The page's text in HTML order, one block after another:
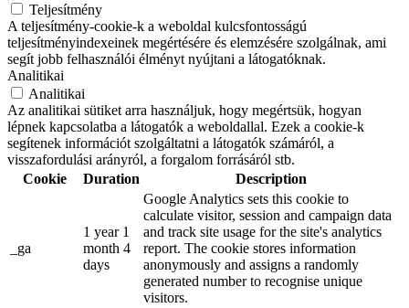
Teljesítmény
A teljesítmény-cookie-k a weboldal kulcsfontosságú
teljesítményindexeinek megértésére és elemzésére szolgálnak, ami
segít jobb felhasználói élményt nyújtani a látogatóknak.
Analitikai
Analitikai
Az analitikai sütiket arra használjuk, hogy megértsük, hogyan
lépnek kapcsolatba a látogatók a weboldallal. Ezek a cookie-k
segítenek információt szolgáltatni a látogatók számáról, a
visszafordulási arányról, a forgalom forrásáról stb.
Cookie
Duration Description
_ga
1 year 1
month 4
days
Google Analytics sets this cookie to
calculate visitor, session and campaign data
and track site usage for the site's analytics
report. The cookie stores information
anonymously and assigns a randomly
generated number to recognise unique
visitors.